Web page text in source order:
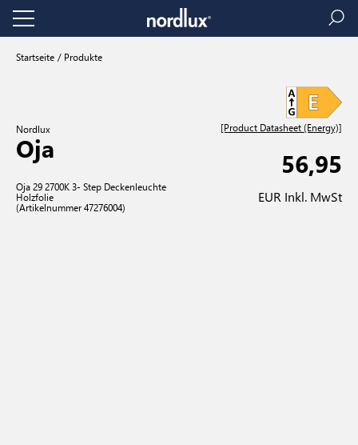
Startseite Produkte
Nordlux
Oja
Oja 29 2700K 3- Step Deckenleuchte
Holzfolie
(Artikelnummer 47276004)
[Product Datasheet (Energy)]
56,95
EUR Inkl. MwSt